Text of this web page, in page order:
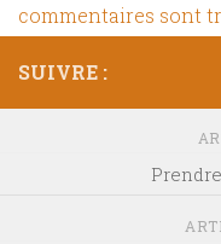
commentaires sont
SUIVRE :